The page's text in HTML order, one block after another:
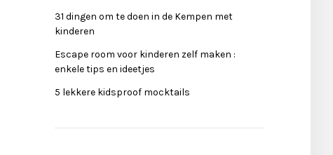
31 dingen om te doen in de Kempen met
kinderen
Escape room voor kinderen zelf maken :
enkele tips en ideetjes
5 lekkere kidsproof mocktails